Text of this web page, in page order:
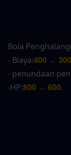
Bola Penghalang
- Biaya:400 → 300
- penundaan
-HP:800 → 600.